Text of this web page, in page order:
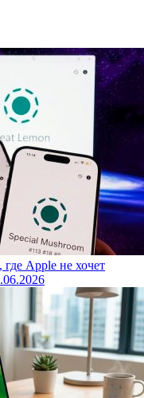
Apple не хочет